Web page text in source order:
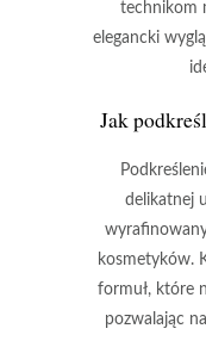
technikom
elegancki
Jak
delikatnej
kosmetyków.
formuł, które
pozwalając